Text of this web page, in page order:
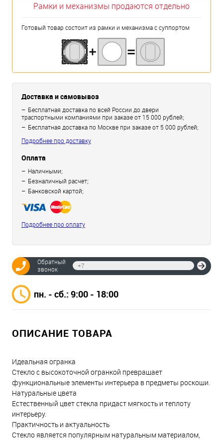
Рамки и механизмы продаются отдельно
Готовый товар состоит из рамки и механизма с суппортом
Доставка и самовывоз
Бесплатная доставка по всей России до двери
траспортными компаниями при заказе от 15 000 рублей;
Бесплатная доставка по Москве при заказе от 5 000 рублей;
Подробнее про доставку
Оплата
Наличными;
Безналичный расчет;
Банковской картой;
Подробнее про оплату
Обратный
звонок
пн. - сб.: 9:00 - 18:00
ОПИСАНИЕ ТОВАРА
Идеальная огранка
Стекло с высокоточной огранкой превращает
функциональные элементы интерьера в предметы роскоши.
Натуральные цвета
Естественный цвет стекла придаст мягкость и теплоту
интерьеру.
Практичность и актуальность
Стекло является популярным натуральным материалом,